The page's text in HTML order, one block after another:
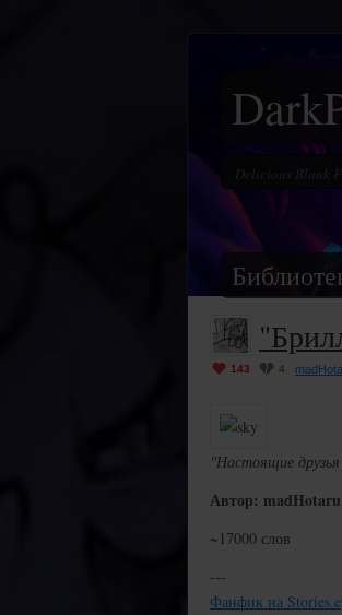
143 4
"Настоящие
Автор: madHotaru
~17000 слов
---
Фанфик на